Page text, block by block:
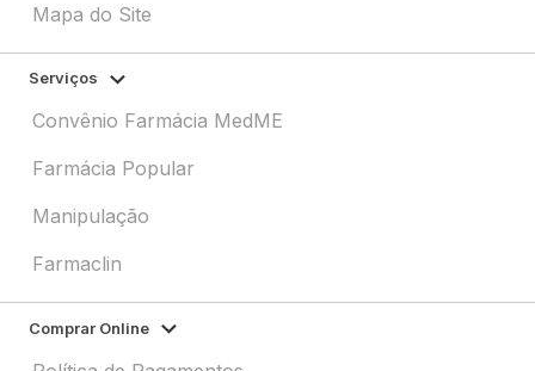
Mapa do Site
Serviços
Convênio Farmácia MedME
Farmácia Popular
Manipulação
Farmaclin
Comprar Online